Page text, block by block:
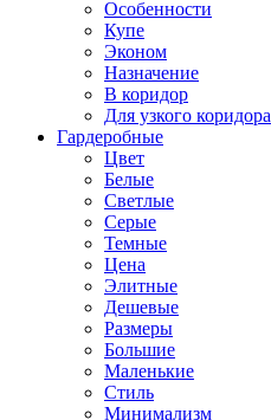
Особенности
Купе
Эконом
Назначение
В коридор
Для узкого коридора
Гардеробные
Цвет
Белые
Светлые
Серые
Темные
Цена
Элитные
Дешевые
Размеры
Большие
Маленькие
Стиль
Минимализм